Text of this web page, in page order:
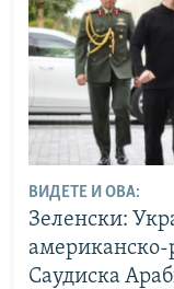
ВИДЕТЕ И ОВА:
Зеленски:
американско-
Саудиска